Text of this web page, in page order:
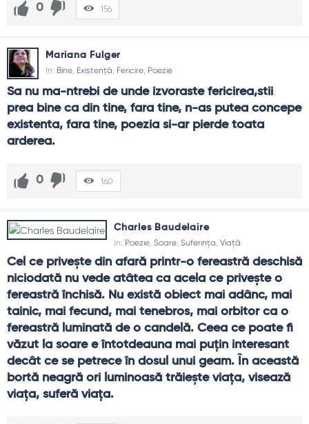
Cum folosesc poezia în învățare?
Ca exercițiu de atenție: compară două imagini, rescrie un
vers în propriile cuvinte, caută sinonime care nu pierd
nuanța. Elevii învață să nuanțeze.
Cum depășesc teama de ridicol?
Citește simplu, fără teatralitate. Alege texte care îți
vorbesc sincer și acceptă tăcerile. Autenticitatea bate
efectul.
Stai cu imaginea centrală, caută emoția dominantă și
de ajuns să te atingă.
0 156
Mariana Fulger
In: Bine, Existență, Fericire, Poezie
Sa nu ma-ntrebi de unde izvoraste fericirea,stii
prea bine ca din tine, fara tine, n-as putea concepe
existenta, fara tine, poezia si-ar pierde toata
arderea.
0 160
Charles Baudelaire
In: Poezie, Soare, Suferința, Viață
Cel ce priveşte din afară printr-o fereastră deschisă
niciodată nu vede atâtea ca acela ce priveşte o
fereastră închisă. Nu există obiect mai adânc, mai
tainic, mai fecund, mai tenebros, mai orbitor ca o
fereastră luminată de o candelă. Ceea ce poate fi
văzut la soare e întotdeauna mai puţin interesant
decât ce se petrece în dosul unui geam. În această
bortă neagră ori luminoasă trăieşte viaţa, visează
viaţa, suferă viaţa.